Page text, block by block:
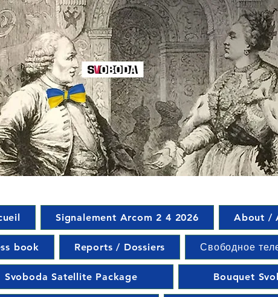
Signalement Arcom 2 4 2026 About /
book Reports / Dossiers Свободное
Svoboda Satellite Package Bouquet